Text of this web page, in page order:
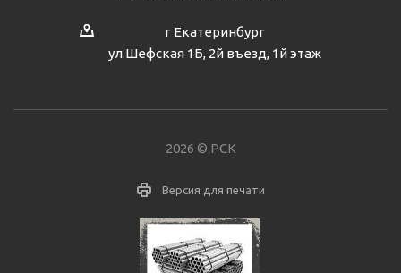
г Екатеринбург
ул.Шефская 1Б, 2й въезд, 1й этаж
2026 © РСК
Версия для печати